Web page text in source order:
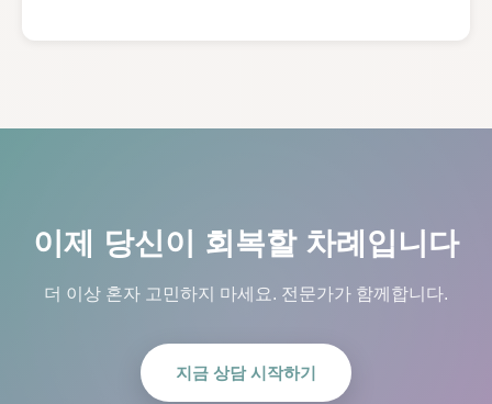
이제 당신이 회복할 차례입니다
더 이상 혼자 고민하지 마세요. 전문가가 함께합니다.
지금 상담 시작하기